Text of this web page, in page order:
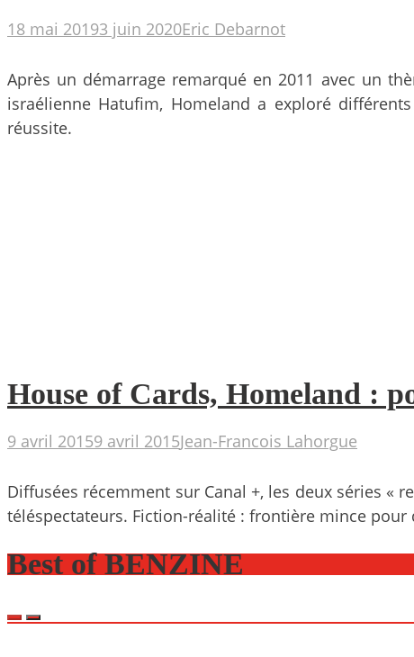
18 mai 20193 juin 2020Eric Debarnot
Après un démarrage remarqué en 2011 avec un
israélienne Hatufim, Homeland a exploré
réussite.
House of Cards, Homeland :
9 avril 20159 avril 2015Jean-Francois Lahorgue
Diffusées récemment sur Canal +, les deux séries «
téléspectateurs. Fiction-réalité : frontière mince
Best of BENZINE